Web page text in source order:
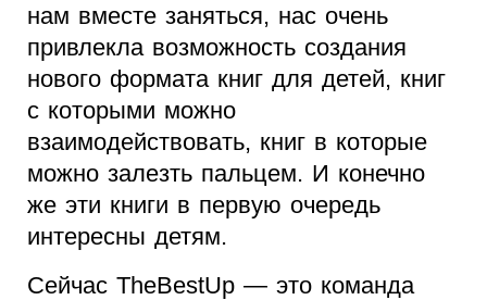
нам вместе заняться, нас очень
привлекла возможность создания
нового формата книг для детей, книг
с которыми можно
взаимодействовать, книг в которые
можно залезть пальцем. И конечно
же эти книги в первую очередь
интересны детям.
Сейчас TheBestUp — это команда